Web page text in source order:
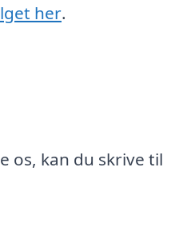
her.
os, kan du skrive til